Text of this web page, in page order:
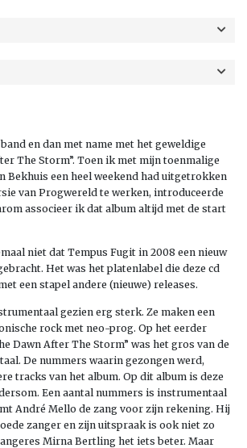
en dan met name met het geweldige
The Storm”. Toen ik met mijn toenmalige
Bekhuis een heel weekend had uitgetrokken
van Progwereld te werken, introduceerde
associeer ik dat album altijd met de start
niet dat Tempus Fugit in 2008 een nieuw
Het was het platenlabel die deze cd
een stapel andere (nieuwe) releases.
gezien erg sterk. Ze maken een
rock met neo-prog. Op het eerder
Dawn After The Storm” was het gros van de
De nummers waarin gezongen werd,
tracks van het album. Op dit album is deze
Een aantal nummers is instrumentaal
André Mello de zang voor zijn rekening. Hij
zanger en zijn uitspraak is ook niet zo
Mirna Bertling het iets beter. Maar